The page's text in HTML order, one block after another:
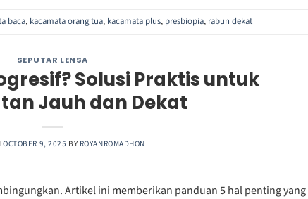
baca, kacamata orang tua, kacamata plus, presbiopia, rabun dekat
SEPUTAR LENSA
Solusi Praktis untuk
Jauh dan Dekat
OCTOBER 9, 2025 BY ROYANROMADHON
Artikel ini memberikan panduan 5 hal penting yang